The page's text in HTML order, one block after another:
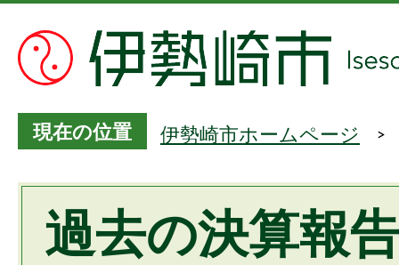
現在の位置 伊勢崎市ホームページ
過去の決算報